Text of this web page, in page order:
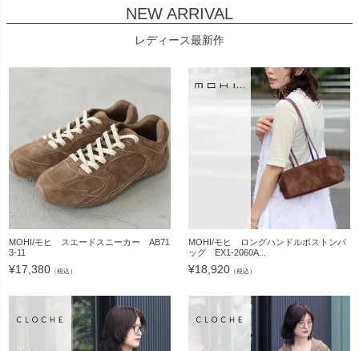
NEW ARRIVAL
レディース最新作
MOHI/モヒ スエードスニーカー AB71
3-11
¥17,380 （税込）
MOHI/モヒ ロングハンドルボストンバ
ッグ EX1-2060A...
¥18,920 （税込）